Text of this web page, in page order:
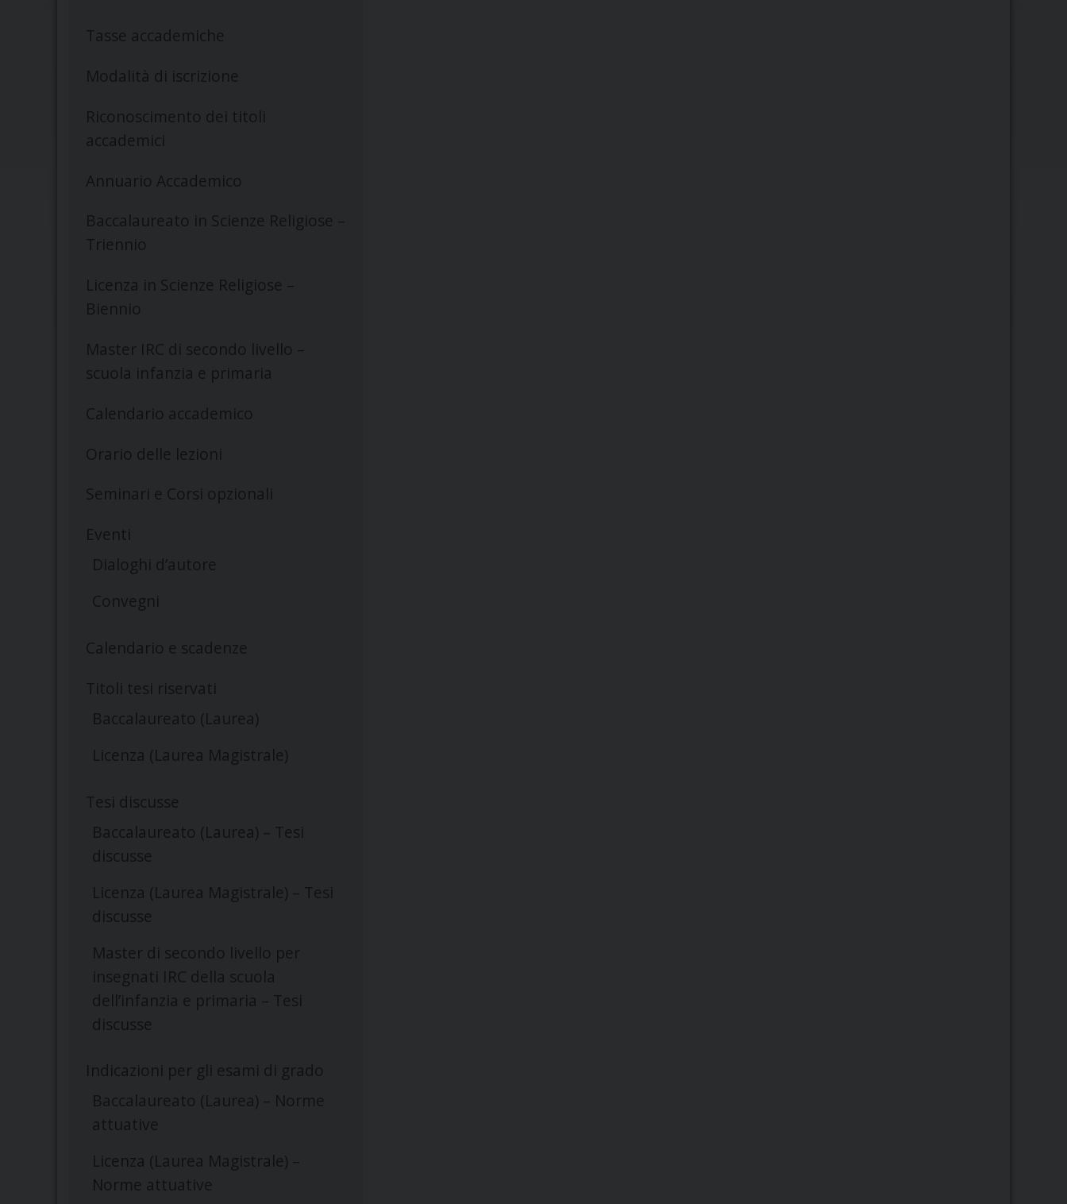
Tasse accademiche
Modalità di iscrizione
Riconoscimento dei titoli
accademici
Annuario Accademico
Baccalaureato in Scienze Religiose –
Triennio
Licenza in Scienze Religiose –
Biennio
Master IRC di secondo livello –
scuola infanzia e primaria
Calendario accademico
Orario delle lezioni
Seminari e Corsi opzionali
Eventi
Dialoghi d’autore
Convegni
Calendario e scadenze
Titoli tesi riservati
Baccalaureato (Laurea)
Licenza (Laurea Magistrale)
Tesi discusse
Baccalaureato (Laurea) – Tesi
discusse
Licenza (Laurea Magistrale) – Tesi
discusse
Master di secondo livello per
insegnati IRC della scuola
dell’infanzia e primaria – Tesi
discusse
Indicazioni per gli esami di grado
Baccalaureato (Laurea) – Norme
attuative
Licenza (Laurea Magistrale) –
Norme attuative